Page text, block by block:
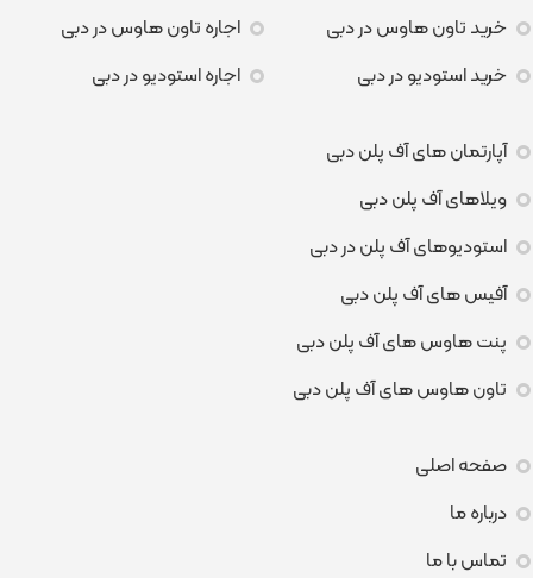
خرید تاون هاوس در دبی
خرید استودیو در دبی
اجاره تاون هاوس در دبی
اجاره استودیو در دبی
آپارتمان های آف پلن دبی
ویلاهای آف پلن دبی
استودیوهای آف پلن در دبی
آفیس های آف پلن دبی
پنت هاوس های آف پلن دبی
تاون هاوس های آف پلن دبی
صفحه اصلی
درباره ما
تماس با ما